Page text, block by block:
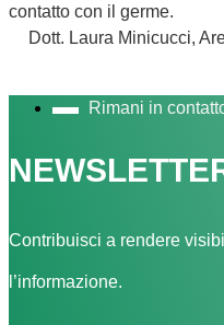
contatto con il germe.
Dott. Laura Minicucci,
Rimani in
Contribuisci a rendere
l’informazione.